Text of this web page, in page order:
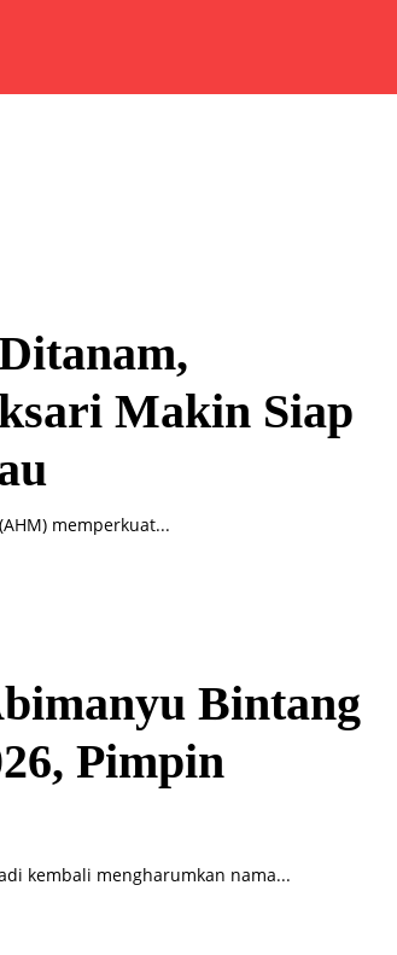
Makin Siap
memperkuat...
Bintang
Pimpin
kembali mengharumkan nama...